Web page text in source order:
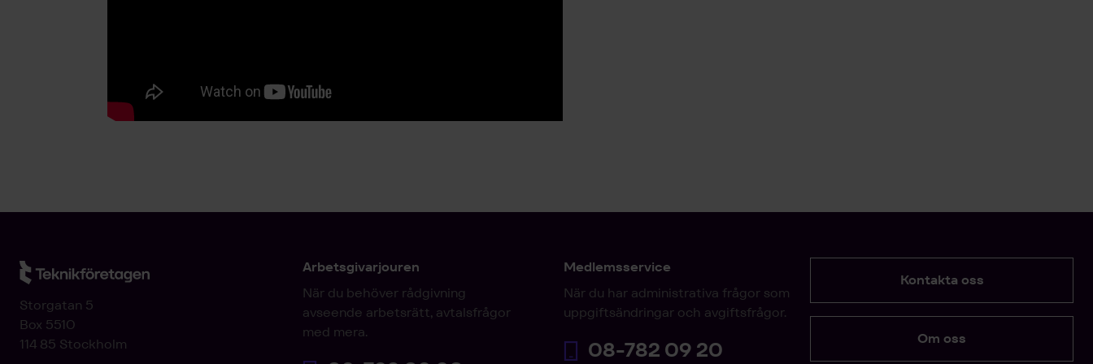
Storgatan 5
Box 5510
114 85 Stockholm
Arbetsgivarjouren
När du behöver rådgivning
avseende arbetsrätt, avtalsfrågor
med mera.
Medlemsservice
När du har administrativa frågor som
uppgiftsändringar och avgiftsfrågor.
08-782 09 20
Kontakta oss
Om oss